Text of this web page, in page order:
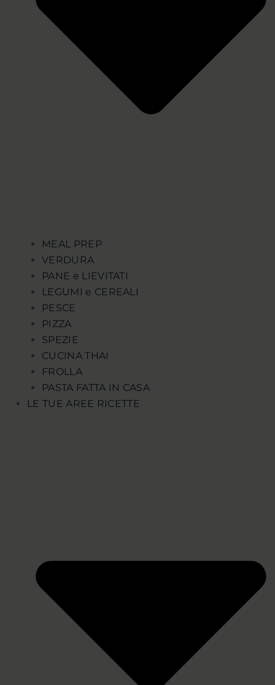
MEAL PREP
VERDURA
PANE e LIEVITATI
LEGUMI e CEREALI
PESCE
PIZZA
SPEZIE
CUCINA THAI
FROLLA
PASTA FATTA IN CASA
LE TUE AREE RICETTE